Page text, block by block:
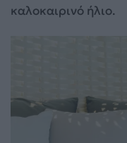
καλοκαιρινό ήλιο.